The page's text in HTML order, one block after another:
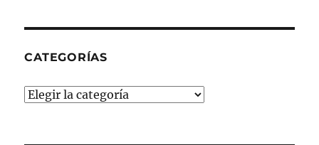
CATEGORÍAS
Categorías